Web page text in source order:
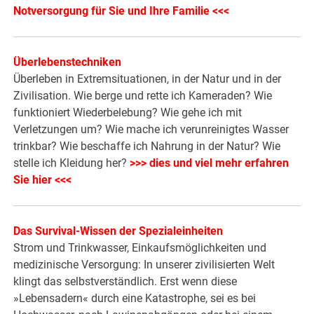
Notversorgung für Sie und Ihre Familie <<<
Überlebenstechniken
Überleben in Extremsituationen, in der Natur und in der
Zivilisation. Wie berge und rette ich Kameraden? Wie
funktioniert Wiederbelebung? Wie gehe ich mit
Verletzungen um? Wie mache ich verunreinigtes Wasser
trinkbar? Wie beschaffe ich Nahrung in der Natur? Wie
stelle ich Kleidung her? >>> dies und viel mehr erfahren
Sie hier <<<
Das Survival-Wissen der Spezialeinheiten
Strom und Trinkwasser, Einkaufsmöglichkeiten und
medizinische Versorgung: In unserer zivilisierten Welt
klingt das selbstverständlich. Erst wenn diese
»Lebensadern« durch eine Katastrophe, sei es bei